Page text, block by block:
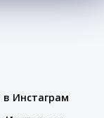
в Инстаграм